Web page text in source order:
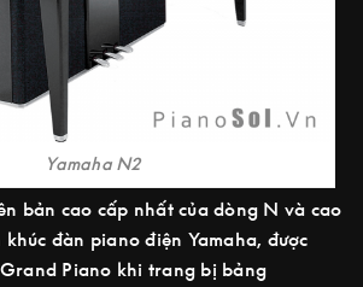
Yamaha N2
bản cao cấp nhất của dòng N và cao
đàn piano điện Yamaha, được
Piano khi trang bị bảng